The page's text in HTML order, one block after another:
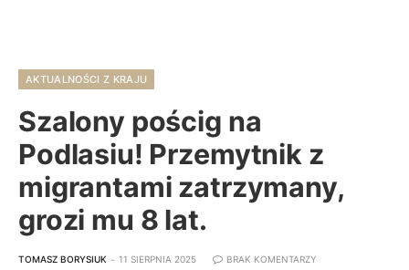
AKTUALNOŚCI Z KRAJU
Szalony pościg na
Podlasiu! Przemytnik z
migrantami zatrzymany,
grozi mu 8 lat.
TOMASZ BORYSIUK 11 SIERPNIA 2025 BRAK KOMENTARZY